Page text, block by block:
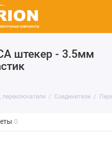
штекер - 3.5мм
переключатели Соединители
0